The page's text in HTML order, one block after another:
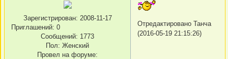
Зарегистрирован: 2008-11-17
Приглашений: 0
Сообщений: 1773
Пол: Женский
Провел на форуме:
Отредактировано Танча
(2016-05-19 21:15:26)